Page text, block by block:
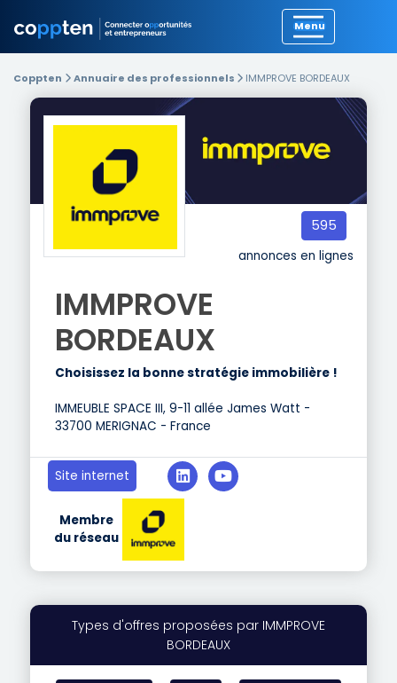
Coppten Annuaire des professionnels IMMPROVE BORDEAUX
595
annonces en lignes
IMMPROVE
BORDEAUX
Choisissez la bonne stratégie immobilière !
IMMEUBLE SPACE III, 9-11 allée James Watt -
33700 MERIGNAC - France
Site internet
Membre
du réseau
Types d'offres proposées par IMMPROVE
BORDEAUX